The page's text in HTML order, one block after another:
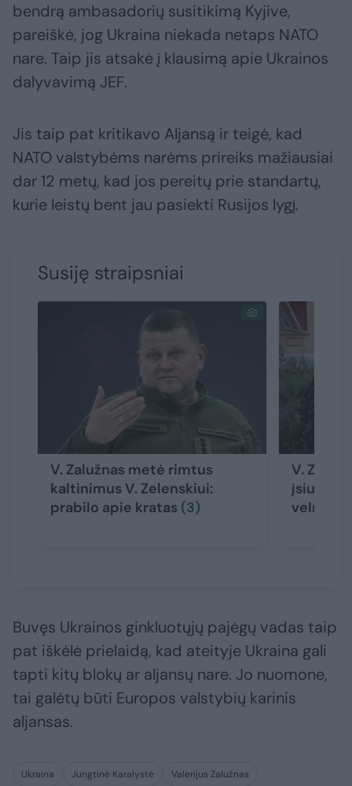
bendrą ambasadorių susitikimą Kyjive,
pareiškė, jog Ukraina niekada netaps NATO
nare. Taip jis atsakė į klausimą apie Ukrainos
dalyvavimą JEF.
Jis taip pat kritikavo Aljansą ir teigė, kad
NATO valstybėms narėms prireiks mažiausiai
dar 12 metų, kad jos pereitų prie standartų,
kurie leistų bent jau pasiekti Rusijos lygį.
Susiję straipsniai
V. Zalužnas metė rimtus
kaltinimus V. Zelenskiui:
prabilo apie kratas (3)
V.
įsiutino
Buvęs Ukrainos ginkluotųjų pajėgų vadas taip
pat iškėlė prielaidą, kad ateityje Ukraina gali
tapti kitų blokų ar aljansų nare. Jo nuomone,
tai galėtų būti Europos valstybių karinis
aljansas.
Ukraina Jungtinė Karalystė Valerijus Zalužnas